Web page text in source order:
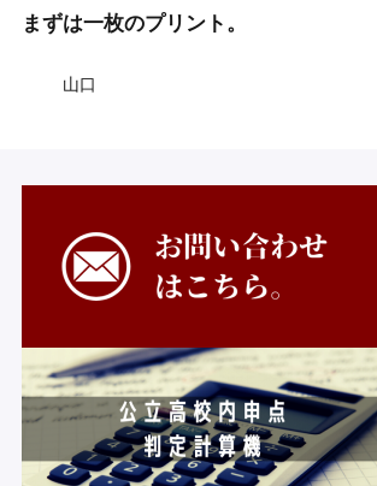
まずは一枚のプリント。
山口